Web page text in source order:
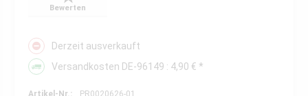
Bewerten
Derzeit ausverkauft
Versandkosten DE-96149 : 4,90 € *
Artikel-Nr.:
PR0020626-01